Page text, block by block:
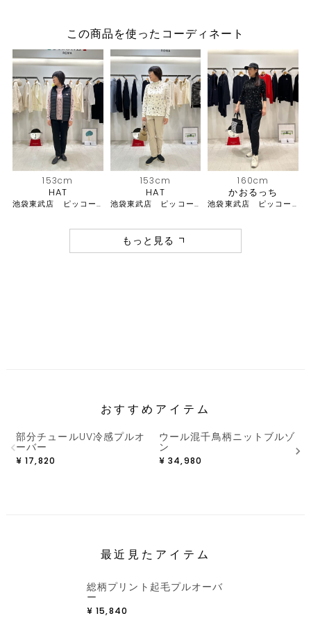
この商品を使ったコーディネート
153cm
HAT
池袋東武店 ピッコーネ・ピッコーネクラブ
153cm
HAT
池袋東武店 ピッコーネ・ピッコーネクラブ
160cm
かおるっち
池袋東武店 ピッコーネ・ピッコーネクラブ
もっと見る
おすすめアイテム
部分チュールUV冷感プルオ
ーバー
¥ 17,820
ウール混千鳥柄ニットブルゾ
ン
¥ 34,980
最近見たアイテム
総柄プリント起毛プルオーバ
ー
¥ 15,840